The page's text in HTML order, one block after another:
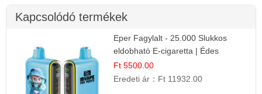
Kapcsolódó termékek
Eper Fagylalt - 25.000 Slukkos
eldobható E-cigaretta | Édes
Desszert Íz
Ft 5500.00
Eredeti ár： Ft 11932.00